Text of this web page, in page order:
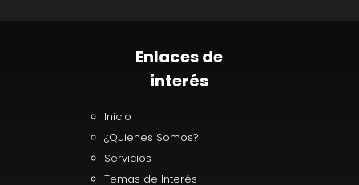
Enlaces de
interés
Inicio
¿Quienes Somos?
Servicios
Temas de Interés